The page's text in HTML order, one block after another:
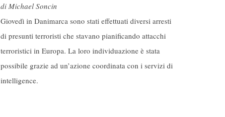
di Michael Soncin
Giovedì in Danimarca sono stati effettuati diversi arresti
di presunti terroristi che stavano pianificando attacchi
terroristici in Europa. La loro individuazione è stata
possibile grazie ad un’azione coordinata con i servizi di
intelligence.